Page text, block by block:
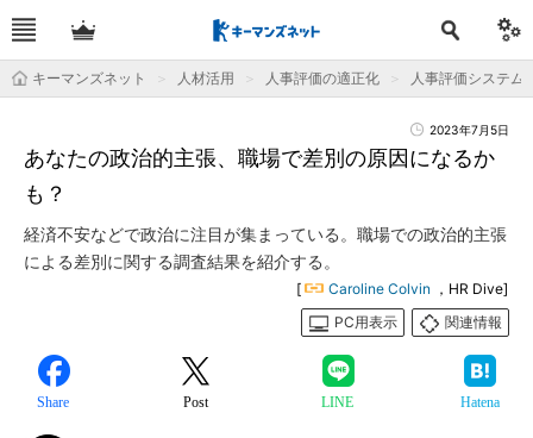
キーマンズネット 人材活用 人事評価の適正化 人事評価システム
2023年7月5日
あなたの政治的主張、職場で差別の原因になるか
も？
経済不安などで政治に注目が集まっている。職場での政治的主張
による差別に関する調査結果を紹介する。
[ Caroline Colvin ，HR Dive]
PC用表示
関連情報
Share Post LINE Hatena